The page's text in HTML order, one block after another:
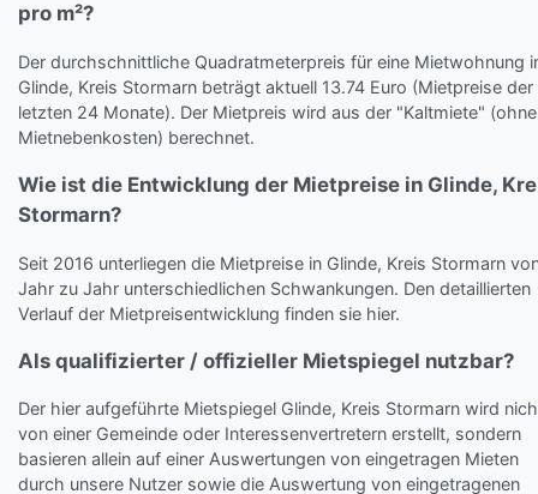
pro m²?
Der durchschnittliche Quadratmeterpreis für eine Mietwohnung
Glinde, Kreis Stormarn beträgt aktuell 13.74 Euro (Mietpreise der
letzten 24 Monate). Der Mietpreis wird aus der "Kaltmiete" (ohne
Mietnebenkosten) berechnet.
Wie ist die Entwicklung der Mietpreise in Glinde,
Stormarn?
Seit 2016 unterliegen die Mietpreise in Glinde, Kreis Stormarn
Jahr zu Jahr unterschiedlichen Schwankungen. Den detaillierten
Verlauf der Mietpreisentwicklung finden sie hier.
Als qualifizierter / offizieller Mietspiegel nutzbar?
Der hier aufgeführte Mietspiegel Glinde, Kreis Stormarn wird
von einer Gemeinde oder Interessenvertretern erstellt, sondern
basieren allein auf einer Auswertungen von eingetragen Mieten
durch unsere Nutzer sowie die Auswertung von eingetragenen